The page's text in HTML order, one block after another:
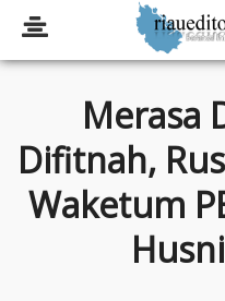
Merasa
Difitnah,
Waketum